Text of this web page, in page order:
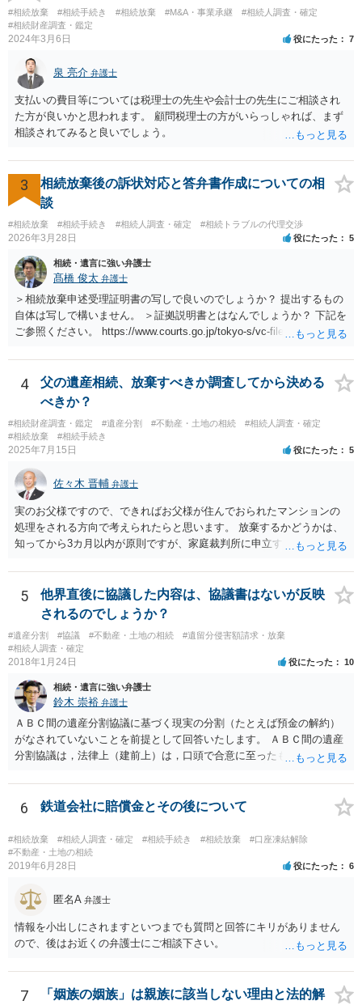
#相続放棄 #相続手続き #相続放棄 #M&A・事業承継
#相続人調査・確定
#相続財産調査・鑑定
2024年3月6日 役にたった 7
泉 亮介 弁護士
支払いの費目等については税理士の先生や会計士の先生にご相談され
た方が良いかと思われます。 顧問税理士の方がいらっしゃれば、まず
相談されてみると良いでしょう。
3
相続放棄後の訴状対応と答弁書作成についての相
談
#相続放棄 #相続手続き #相続人調査・確定 #相続トラブルの代理交渉
2026年3月28日 役にたった 5
相続・遺言に強い弁護士
髙橋 俊太 弁護士
＞相続放棄申述受理証明書の写しで良いのでしょうか？ 提出するもの
自体は写しで構いません。 ＞証拠説明書とはなんでしょうか？ 下記を
ご参照ください。 https://www.courts.go.jp/tokyo-s/vc-files/tokyo-s/file/
4
父の遺産相続、放棄すべきか調査してから決める
べきか？
#相続財産調査・鑑定 #遺産分割 #不動産・土地の相続
#相続人調査・確定
#相続放棄
#相続手続き
2025年7月15日 役にたった 5
佐々木 晋輔 弁護士
実のお父様ですので、できればお父様が住んでおられたマンションの
処理をされる方向で考えられたらと思います。 放棄するかどうかは、
知ってから3カ月以内が原則ですが、家庭裁判所に申立すれば3カ月の
放棄するかどうか決めることができます。 銀行やサラ金が数年も放置
することはありませんので、数年後に借金が発見される可能性はほぼ
ありません。 なお、私が扱った相続放棄を検討していた案件で、期間
伸長して調査したところ、サラ金に対する過払金など相当な財産が見
つかったため相続したという事例がありました。
5
他界直後に協議した内容は、協議書はないが反映
されるのでしょうか？
#遺産分割 #協議 #不動産・土地の相続
#遺留分侵害額請求・放棄
#相続人調査・確定
2018年1月24日 役にたった 10
相続・遺言に強い弁護士
鈴木 崇裕 弁護士
ＡＢＣ間の遺産分割協議に基づく現実の分割（たとえば預金の解約）
がなされていないことを前提として回答いたします。 ＡＢＣ間の遺産
分割協議は，法律上（建前上）は，口頭で合意に至ったものであって
ん。 また，不動産の名義を移転するためには，遺産分割協議書への署
名捺印を得る必要があります。 したがって，残念ながら，「ＡＢＣ間
の遺産分割協議が有効に成立している」という前提に基づく主張は困
難と思われます。 「ＡＢＣ間の遺産分割協議は未了のまま，ＡとＢが
死亡し，二次相続が発生した」という前提に基づいて協議を進める必
要があります。 もちろん，Ｃの立場としては，ＡＢＣ間の遺産分割協
人は応じない姿勢を示していることから，実現は困難だと思います。
しどころ）としては，譲歩することを甘受しなければならないかもし
れません。
6 鉄道会社に賠償金とその後について
#相続放棄 #相続人調査・確定 #相続手続き #相続放棄
#口座凍結解除
#不動産・土地の相続
2019年6月28日 役にたった 6
匿名A 弁護士
情報を小出しにされますといつまでも質問と回答にキリがありません
ので、後はお近くの弁護士にご相談下さい。
7
「姻族の姻族」は親族に該当しない理由と法的解